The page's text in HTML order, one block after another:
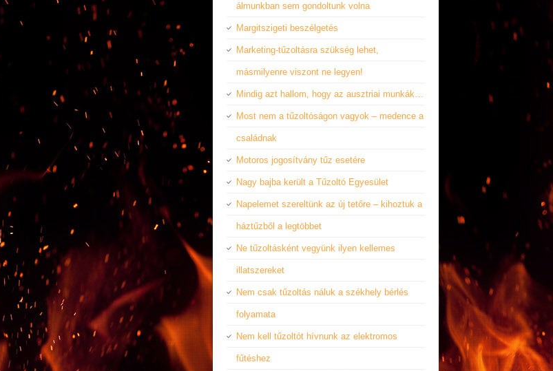
álmunkban sem gondoltunk volna
Margitszigeti beszélgetés
Marketing-tűzoltásra szükség lehet,
másmilyenre viszont ne legyen!
Mindig azt hallom, hogy az ausztriai munkák…
Most nem a tűzoltóságon vagyok – medence a
családnak
Motoros jogosítvány tűz esetére
Nagy bajba került a Tűzoltó Egyesület
Napelemet szereltünk az új tetőre – kihoztuk a
háztűzből a legtöbbet
Ne tűzoltásként vegyünk ilyen kellemes
illatszereket
Nem csak tűzoltás náluk a székhely bérlés
folyamata
Nem kell tűzoltót hívnunk az elektromos
fűtéshez